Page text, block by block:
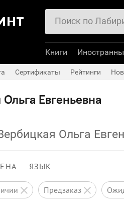
Евгеньевна
Ольга
ЯЗЫК
предзаказ
Книги
Сертификаты Рейтинги